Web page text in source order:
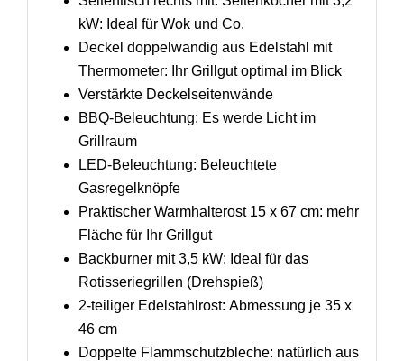
kW: Ideal für Wok und Co.
Deckel doppelwandig aus Edelstahl mit
Thermometer: Ihr Grillgut optimal im Blick
Verstärkte Deckelseitenwände
BBQ-Beleuchtung: Es werde Licht im
Grillraum
LED-Beleuchtung: Beleuchtete
Gasregelknöpfe
Praktischer Warmhalterost 15 x 67 cm: mehr
Fläche für Ihr Grillgut
Backburner mit 3,5 kW: Ideal für das
Rotisseriegrillen (Drehspieß)
2-teiliger Edelstahlrost: Abmessung je 35 x
46 cm
Doppelte Flammschutzbleche: natürlich aus